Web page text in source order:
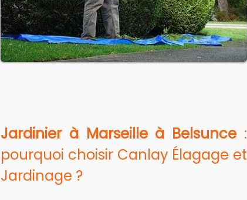
Jardinier à Marseille à Belsunce :
pourquoi choisir Canlay Élagage et
Jardinage ?